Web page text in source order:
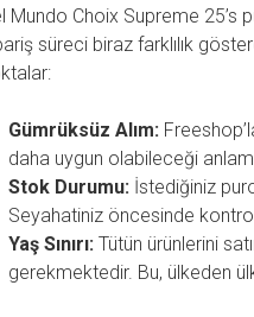
Mundo Choix Supreme 25’s
süreci biraz farklılık
Gümrüksüz Alım:
daha uygun olabileceği
Stok Durumu:İstediğiniz
Seyahatiniz öncesinde
Yaş Sınırı:Tütün ürünlerini
gerekmektedir. Bu, ülkeden